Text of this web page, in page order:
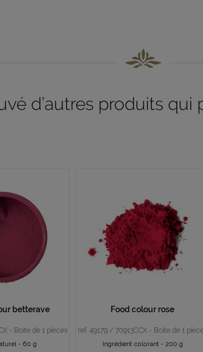
d’autres produits qui
betterave
- Boite de 1 pièces
- 60 g
Food colour rose
ref. 49179 / 70913CCX - Boite de 1
Ingrédient colorant - 200 g